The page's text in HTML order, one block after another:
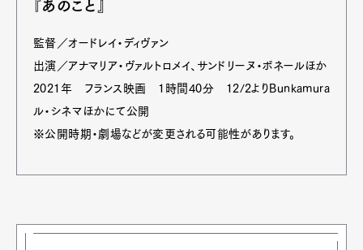
『あのこと』
監督／オードレイ・ディヴァン
出演／アナマリア・ヴァルトロメイ、サンドリーヌ・ボネールほか
2021年 フランス映画 1時間40分 12/2よりBunkamura
ル・シネマほかにて公開
※公開時期・劇場などが変更される可能性があります。